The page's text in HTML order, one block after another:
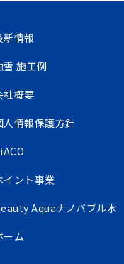
新情報
雪 施工例
社概要
人情報保護方針
イント事業
Aquaナノバブル水
ーム